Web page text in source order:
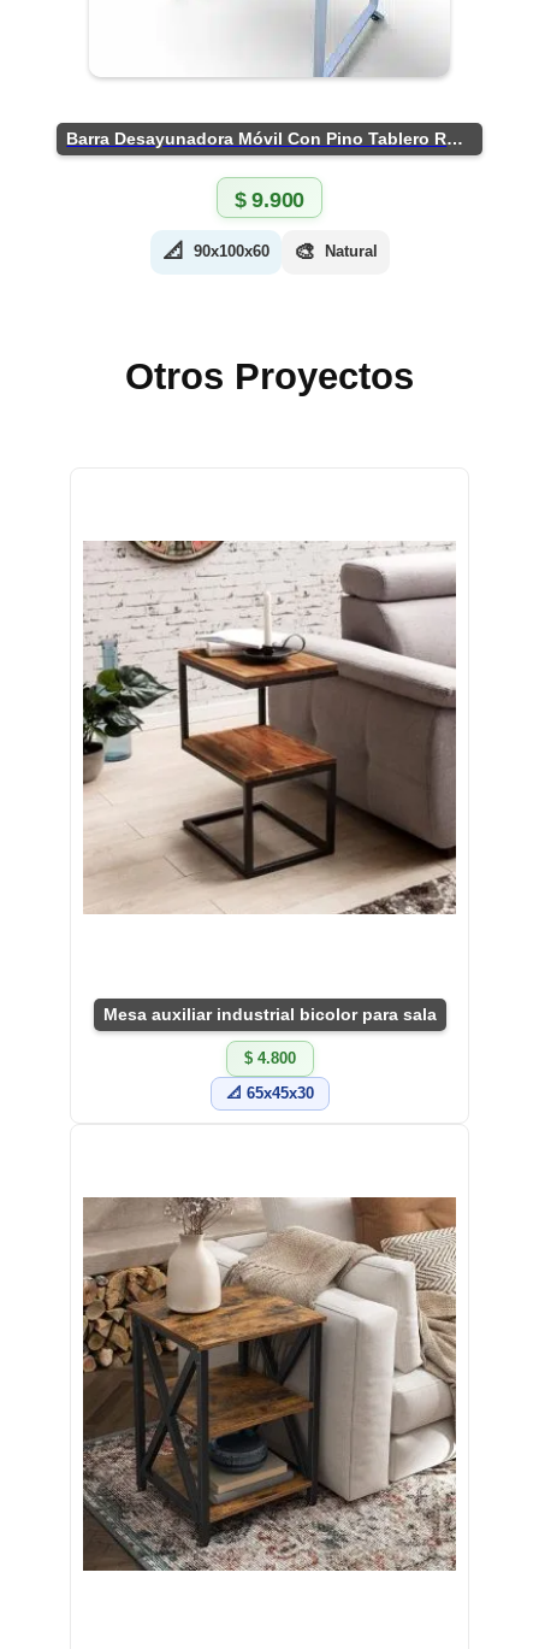
Barra Desayunadora Móvil Con Pino Tablero Rústico
$9.900
📐 90x100x60 🎨 Natural
Otros Proyectos
Mesa auxiliar industrial bicolor para sala
$ 4.800
📐 65x45x30